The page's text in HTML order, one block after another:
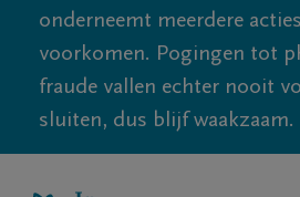
onderneemt meerdere
voorkomen. Pogingen tot
fraude vallen echter nooit
sluiten, dus blijf waakzaam.